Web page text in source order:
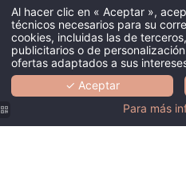
INFORMACIÓN LEGAL
©2018 HÔTEL
DISEÑO POR
RESERVA
Al hacer clic en « Aceptar »,
técnicos necesarios para su
cookies, incluidas las de
publicitarios o de
ofertas adaptados a sus
✓ Aceptar
Para más